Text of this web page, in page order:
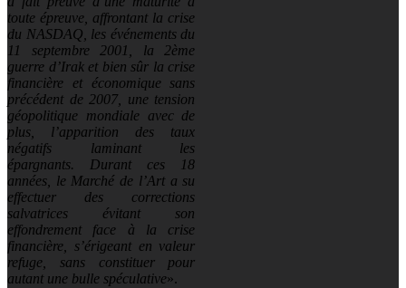
toute épreuve, affrontant la crise
du NASDAQ, les événements du
11 septembre 2001, la 2ème
guerre d’Irak et bien sûr la crise
financière et économique sans
précédent de 2007, une tension
géopolitique mondiale avec de
plus, l’apparition des taux
négatifs laminant les
épargnants. Durant ces 18
années, le Marché de l’Art a su
effectuer des corrections
salvatrices évitant son
effondrement face à la crise
financière, s’érigeant en valeur
refuge, sans constituer pour
autant une bulle spéculative».